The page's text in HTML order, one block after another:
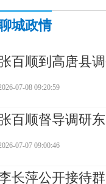
城政情
百顺到高唐县
07-08 09:20:59
百顺督导调研
07-07 09:00:46
长萍公开接待